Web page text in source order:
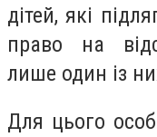
дітей, які
право на
лише один із
Для цього